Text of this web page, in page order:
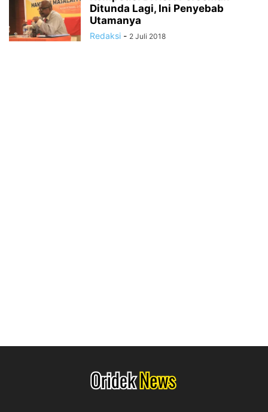
Ditunda Lagi, Ini Penyebab
Utamanya
Redaksi - 2 Juli 2018